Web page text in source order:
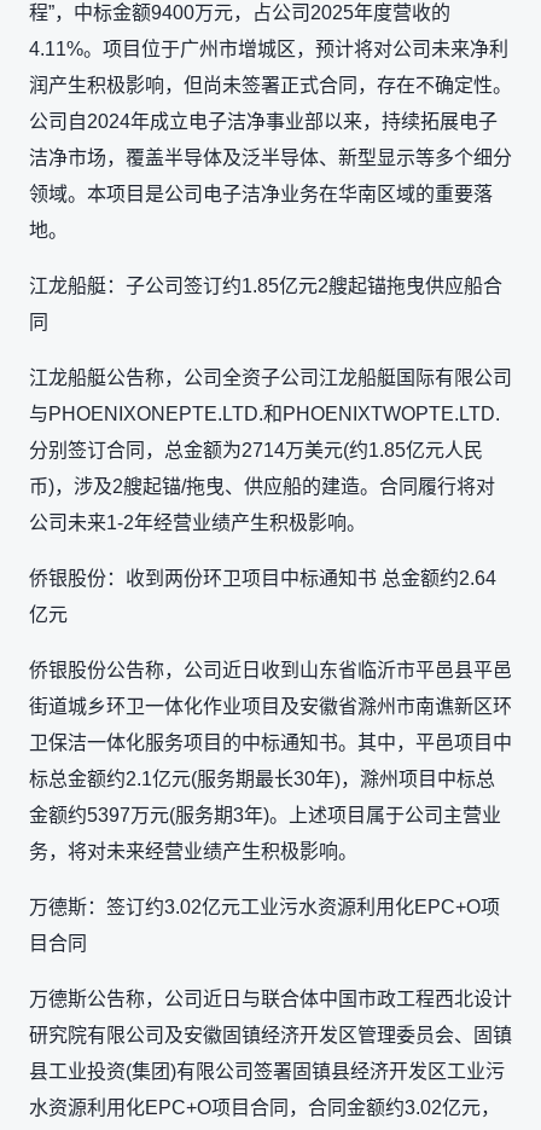
程”，中标金额9400万元，占公司2025年度营收的
4.11%。项目位于广州市增城区，预计将对公司未来净利
润产生积极影响，但尚未签署正式合同，存在不确定性。
公司自2024年成立电子洁净事业部以来，持续拓展电子
洁净市场，覆盖半导体及泛半导体、新型显示等多个细分
领域。本项目是公司电子洁净业务在华南区域的重要落
地。
江龙船艇：子公司签订约1.85亿元2艘起锚拖曳供应船合
同
江龙船艇公告称，公司全资子公司江龙船艇国际有限公司
与PHOENIXONEPTE.LTD.和PHOENIXTWOPTE.LTD.
分别签订合同，总金额为2714万美元(约1.85亿元人民
币)，涉及2艘起锚/拖曳、供应船的建造。合同履行将对
公司未来1-2年经营业绩产生积极影响。
侨银股份：收到两份环卫项目中标通知书 总金额约2.64
亿元
侨银股份公告称，公司近日收到山东省临沂市平邑县平邑
街道城乡环卫一体化作业项目及安徽省滁州市南谯新区环
卫保洁一体化服务项目的中标通知书。其中，平邑项目中
标总金额约2.1亿元(服务期最长30年)，滁州项目中标总
金额约5397万元(服务期3年)。上述项目属于公司主营业
务，将对未来经营业绩产生积极影响。
万德斯：签订约3.02亿元工业污水资源利用化EPC+O项
目合同
万德斯公告称，公司近日与联合体中国市政工程西北设计
研究院有限公司及安徽固镇经济开发区管理委员会、固镇
县工业投资(集团)有限公司签署固镇县经济开发区工业污
水资源利用化EPC+O项目合同，合同金额约3.02亿元，